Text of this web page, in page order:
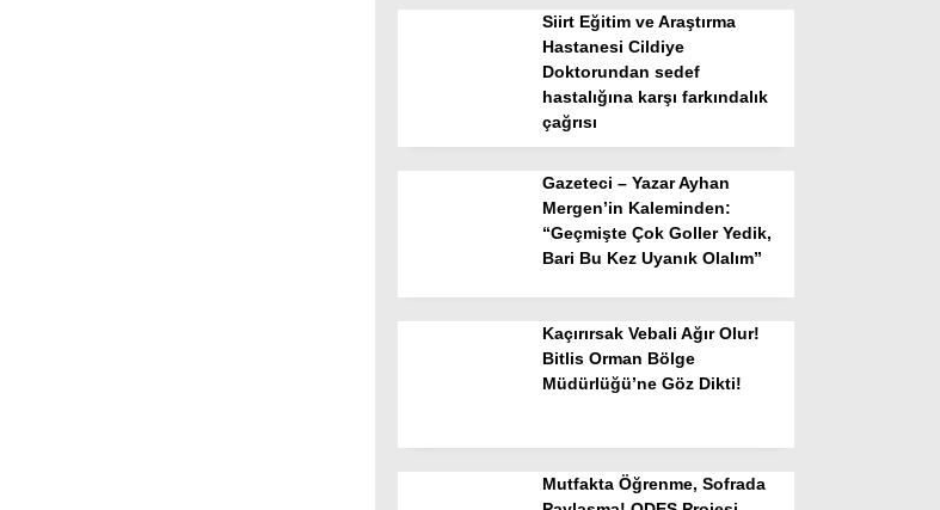
Siirt Eğitim ve Araştırma
Hastanesi Cildiye
Doktorundan sedef
hastalığına karşı farkındalık
çağrısı
Gazeteci – Yazar Ayhan
Mergen’in Kaleminden:
“Geçmişte Çok Goller Yedik,
Bari Bu Kez Uyanık Olalım”
Kaçırırsak Vebali Ağır Olur!
Bitlis Orman Bölge
Müdürlüğü’ne Göz Dikti!
Mutfakta Öğrenme, Sofrada